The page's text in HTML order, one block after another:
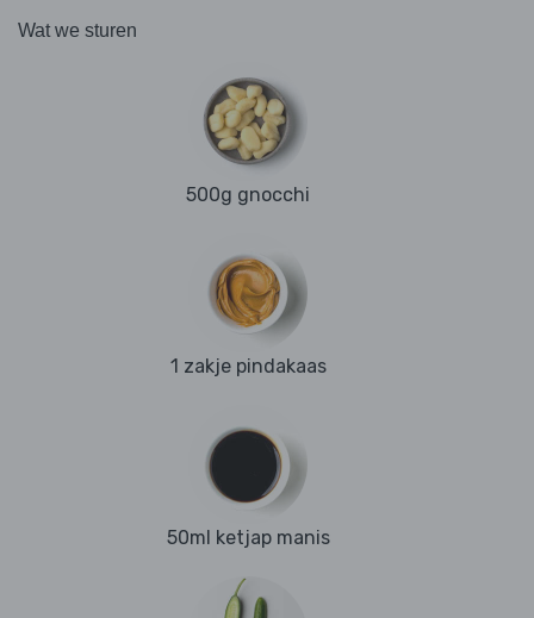
Wat we sturen
500g gnocchi
1 zakje pindakaas
50ml ketjap manis